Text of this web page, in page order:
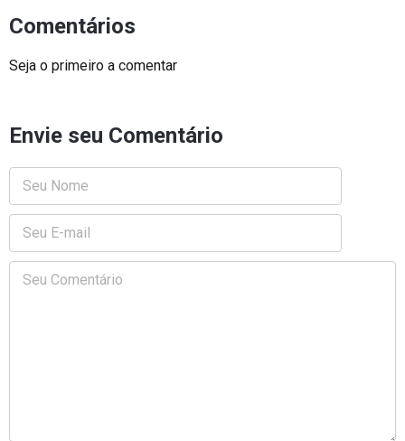
Comentários
Seja o primeiro a comentar
Envie seu Comentário